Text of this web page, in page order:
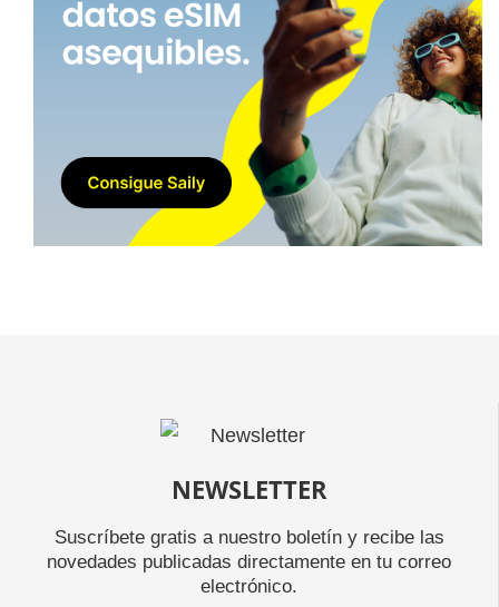
NEWSLETTER
Suscríbete gratis a nuestro boletín y recibe las
novedades publicadas directamente en tu correo
electrónico.